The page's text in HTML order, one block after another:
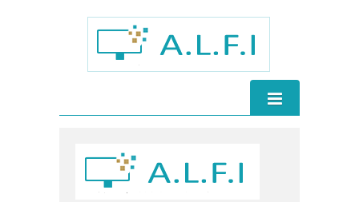
Matériels / réseaux